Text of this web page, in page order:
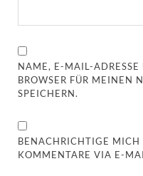
NAME, E-MAIL-
BROWSER FÜR MEINEN
SPEICHERN.
BENACHRICHTIGE MICH
KOMMENTARE VIA E-